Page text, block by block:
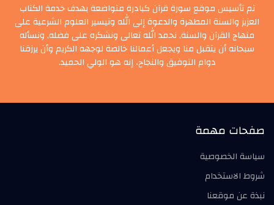
تم تأسيس موقع سورة قرآن كبادرة متواضعة بهدف خدمة الكتاب
العزيز والسنة المطهرة والدعوة إلى الله وتيسير العلوم الشرعية على
منهاج القرآن والسنة, نحمد الله تعالى ونشكره على فضله, ونسأله
سبحانه أن يتقبل منا ويجعل أعمالنا خالصة لوجهه الكريم وأن يرزقنا
دوام التوفيق والنجاح، إنه هو الولي الحميد.
صفحات مهمة
سياسة الخصوصية
شروط الاستخدام
نبذة عن موقعنا